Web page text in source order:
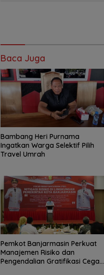
Baca Juga
Bambang Heri Purnama
Ingatkan Warga Selektif Pilih
Travel Umrah
Pemkot Banjarmasin Perkuat
Manajemen Risiko dan
Pengendalian Gratifikasi Cegah